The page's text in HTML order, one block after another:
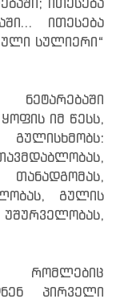
ითესება
ითესება
სულიერი“
იმ წესს,
გულის
რომლებიც
პირველი